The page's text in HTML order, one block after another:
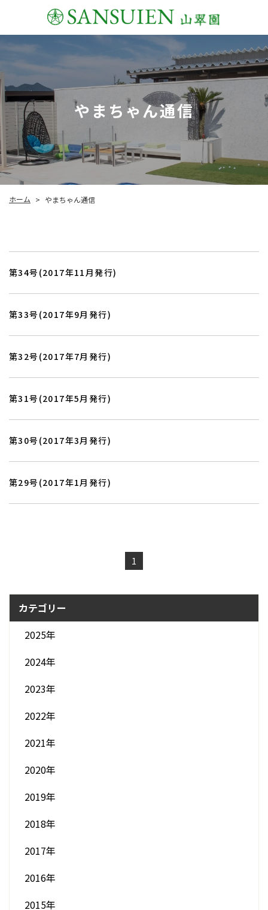
ホーム
会社紹介
受賞歴
施工実績
お客様の声
お知らせ・ブログ
やまちゃん通信
ホーム > やまちゃん通信
カテゴリー
2025年
2024年
2023年
2022年
2021年
2020年
2019年
2018年
2017年
2016年
2015年
第34号(2017年11月発行)
第33号(2017年9月発行)
第32号(2017年7月発行)
第31号(2017年5月発行)
第30号(2017年3月発行)
第29号(2017年1月発行)
1